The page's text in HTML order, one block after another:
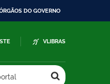
DO GOVERNO
VLIBRAS